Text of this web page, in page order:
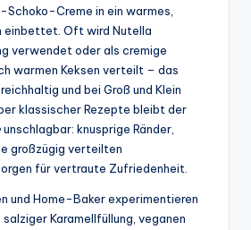
Creme in ein warmes,
einbettet. Oft wird Nutella
verwendet oder als cremige
warmen Keksen verteilt – das
und bei Groß und Klein
klassischer Rezepte bleibt der
unschlagbar: knusprige Ränder,
großzügig verteilten
für vertraute Zufriedenheit.
und Home-Baker experimentieren
Karamellfüllung, veganen